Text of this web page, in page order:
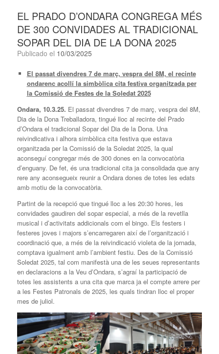
EL PRADO D’ONDARA CONGREGA MÉS
DE 300 CONVIDADES AL TRADICIONAL
SOPAR DEL DIA DE LA DONA 2025
Publicado el 10/03/2025
El passat divendres 7 de març, vespra del 8M, el recinte
ondarenc acollí la simbòlica cita festiva organitzada per
la Comissió de Festes de la Soledat 2025
Ondara, 10.3.25. El passat divendres 7 de març, vespra del 8M,
Dia de la Dona Treballadora, tingué lloc al recinte del Prado
d’Ondara el tradicional Sopar del Dia de la Dona. Una
reivindicativa i alhora simbòlica cita festiva que estava
organitzada per la Comissió de la Soledat 2025, la qual
aconseguí congregar més de 300 dones en la convocatòria
d’enguany. De fet, és una tradicional cita ja consolidada que any
rere any aconsegueix reunir a Ondara dones de totes les edats
amb motiu de la convocatòria.
Partint de la recepció que tingué lloc a les 20:30 hores, les
convidades gaudiren del sopar especial, a més de la revetlla
musical i d’activitats addicionals com el bingo. Els festers i
festeres joves i majors s’encarregaren així de l’organització i
coordinació que, a més de la reivindicació violeta de la jornada,
comptava igualment amb l’ambient festiu. Des de la Comissió
Soledat 2025, tal com manifestà una de les seues representants
en declaracions a la Veu d’Ondara, s’agraí la participació de
totes les assistents a una cita que marca ja el compte arrere per
a les Festes Patronals de 2025, les quals tindran lloc el proper
mes de juliol.